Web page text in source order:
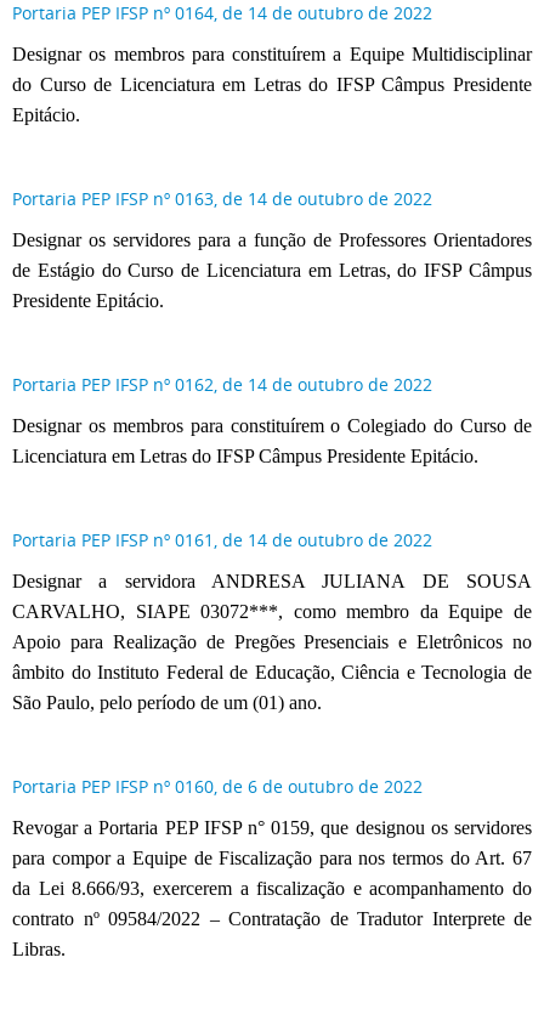
Portaria PEP IFSP nº 0164, de 14 de outubro de 2022
Designar os membros para constituírem a Equipe Multidisciplinar
do Curso de Licenciatura em Letras do IFSP Câmpus Presidente
Epitácio.
Portaria PEP IFSP nº 0163, de 14 de outubro de 2022
Designar os servidores para a função de Professores Orientadores
de Estágio do Curso de Licenciatura em Letras, do IFSP Câmpus
Presidente Epitácio.
Portaria PEP IFSP nº 0162, de 14 de outubro de 2022
Designar os membros para constituírem o Colegiado do Curso de
Licenciatura em Letras do IFSP Câmpus Presidente Epitácio.
Portaria PEP IFSP nº 0161, de 14 de outubro de 2022
Designar a servidora ANDRESA JULIANA DE SOUSA
CARVALHO, SIAPE 03072***, como membro da Equipe de
Apoio para Realização de Pregões Presenciais e Eletrônicos no
âmbito do Instituto Federal de Educação, Ciência e Tecnologia de
São Paulo, pelo período de um (01) ano.
Portaria PEP IFSP nº 0160, de 6 de outubro de 2022
Revogar a Portaria PEP IFSP n° 0159, que designou os servidores
para compor a Equipe de Fiscalização para nos termos do Art. 67
da Lei 8.666/93, exercerem a fiscalização e acompanhamento do
contrato nº 09584/2022 – Contratação de Tradutor Interprete de
Libras.